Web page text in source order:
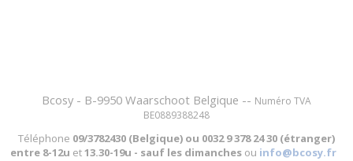
Bcosy - B-9950 Waarschoot Belgique -- Numéro TVA
BE0889388248
Téléphone 09/3782430 (Belgique) ou 0032 9 378 24 30 (étranger)
entre 8-12u et13.30-19u - sauf les dimanchesou info@bcosy.fr